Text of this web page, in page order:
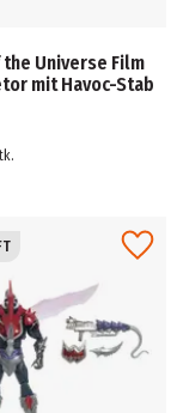
Universe Film
mit Havoc-Stab